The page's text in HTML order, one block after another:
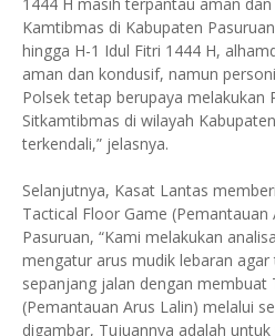
Kamtibmas di Kabupaten
hingga H-1 Idul Fitri 1444 H,
aman dan kondusif, namun
Polsek tetap berupaya melakukan
Sitkamtibmas di wilayah
terkendali,” jelasnya.
Selanjutnya, Kasat Lantas
Tactical Floor Game
Pasuruan, “Kami melakukan
mengatur arus mudik lebaran
sepanjang jalan dengan membuat
(Pemantauan Arus Lalin) melalui
digambar, Tujuannya adalah